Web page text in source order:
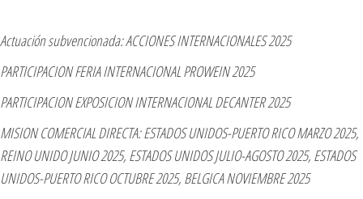
Actuación subvencionada: ACCIONES INTERNACIONALES 2025
PARTICIPACION FERIA INTERNACIONAL PROWEIN 2025
PARTICIPACION EXPOSICION INTERNACIONAL DECANTER 2025
MISION COMERCIAL DIRECTA: ESTADOS UNIDOS-PUERTO RICO MARZO 2025,
REINO UNIDO JUNIO 2025, ESTADOS UNIDOS JULIO-AGOSTO 2025, ESTADOS
UNIDOS-PUERTO RICO OCTUBRE 2025, BELGICA NOVIEMBRE 2025